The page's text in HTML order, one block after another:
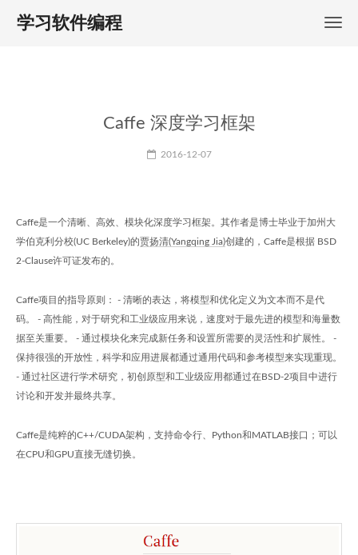
学习软件编程
Caffe 深度学习框架
2016-12-07
Caffe是一个清晰、高效、模块化深度学习框架。其作者是博士毕业于加州大
学伯克利分校(UC Berkeley)的贾扬清(Yangqing Jia)创建的，Caffe是根据 BSD
2-Clause许可证发布的。
Caffe项目的指导原则： - 清晰的表达，将模型和优化定义为文本而不是代
码。 - 高性能，对于研究和工业级应用来说，速度对于最先进的模型和海量数
据至关重要。 - 通过模块化来完成新任务和设置所需要的灵活性和扩展性。 -
保持很强的开放性，科学和应用进展都通过通用代码和参考模型来实现重现。
- 通过社区进行学术研究，初创原型和工业级应用都通过在BSD-2项目中进行
讨论和开发并最终共享。
Caffe是纯粹的C++/CUDA架构，支持命令行、Python和MATLAB接口；可以
在CPU和GPU直接无缝切换。